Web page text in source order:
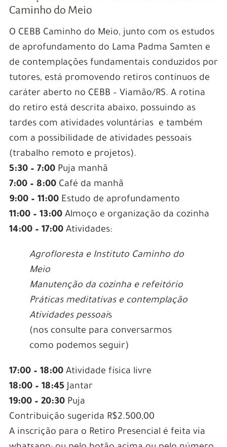
Caminho do Meio
O CEBB Caminho do Meio, junto com os estudos
de aprofundamento do Lama Padma Samten e
de contemplações fundamentais conduzidos por
tutores, está promovendo retiros contínuos de
caráter aberto no CEBB – Viamão/RS. A rotina
do retiro está descrita abaixo, possuindo as
tardes com atividades voluntárias e também
com a possibilidade de atividades pessoais
(trabalho remoto e projetos).
5:30 – 7:00Puja manhã
7:00 – 8:00Café da manhã
9:00 – 11:00Estudo de aprofundamento
11:00 – 13:00Almoço e organização da cozinha
14:00 – 17:00Atividades:
Agrofloresta e Instituto Caminho do
Meio
Manutenção da cozinha e refeitório
Práticas meditativas e contemplação
Atividades pessoais
(nos consulte para conversarmos
como podemos seguir)
17:00 – 18:00Atividade física livre
18:00 – 18:45Jantar
19:00 – 20:30Puja
Contribuição sugerida R$2.500,00
A inscrição para o Retiro Presencial é feita via